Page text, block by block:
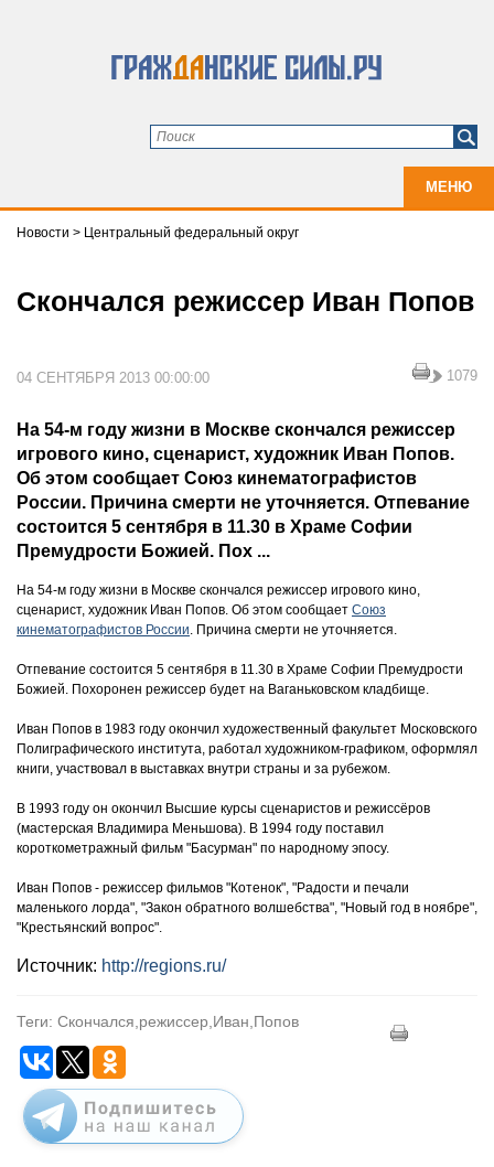
МЕНЮ
Новости > Центральный федеральный округ
Скончался режиссер Иван Попов
04 СЕНТЯБРЯ 2013 00:00:00 1079
На 54-м году жизни в Москве скончался режиссер
игрового кино, сценарист, художник Иван Попов.
Об этом сообщает Союз кинематографистов
России. Причина смерти не уточняется. Отпевание
состоится 5 сентября в 11.30 в Храме Софии
Премудрости Божией. Пох ...
На 54-м году жизни в Москве скончался режиссер игрового кино,
сценарист, художник Иван Попов. Об этом сообщает Союз
кинематографистов России . Причина смерти не уточняется.
Отпевание состоится 5 сентября в 11.30 в Храме Софии Премудрости
Божией. Похоронен режиссер будет на Ваганьковском кладбище.
Иван Попов в 1983 году окончил художественный факультет Московского
Полиграфического института, работал художником-графиком, оформлял
книги, участвовал в выставках внутри страны и за рубежом.
В 1993 году он окончил Высшие курсы сценаристов и режиссёров
(мастерская Владимира Меньшова). В 1994 году поставил
короткометражный фильм "Басурман" по народному эпосу.
Иван Попов - режиссер фильмов "Котенок", "Радости и печали
маленького лорда", "Закон обратного волшебства", "Новый год в ноябре",
"Крестьянский вопрос".
Источник: http://regions.ru/
Теги: Скончался,режиссер,Иван,Попов